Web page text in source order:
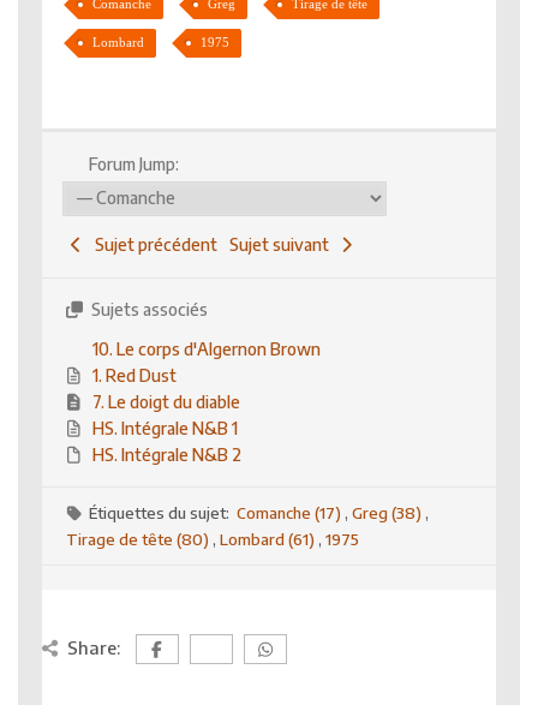
Comanche Greg Tirage de tête
Lombard 1975
Forum Jump:
Sujet précédent Sujet suivant
Sujets associés
10. Le corps d'Algernon Brown
1. Red Dust
7. Le doigt du diable
HS. Intégrale N&B 1
HS. Intégrale N&B 2
Étiquettes du sujet:Comanche (17) , Greg (38) ,
Tirage de tête (80) , Lombard (61) , 1975
Share: